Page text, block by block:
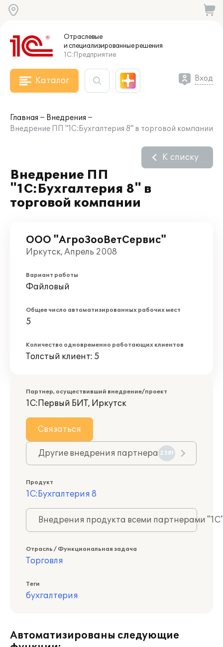
Отраслевые
и специализированныерешения
1С:Предприятие
Каталог Вход
Главная
Внедрения
Внедрение ПП "1С:Бухгалтерия 8" в торговой компании
Внедрение ПП
"1С:Бухгалтерия 8" в
торговой компании
К списку
ООО "АгроЗооВетСервис"
Иркутск, Апрель 2008
Вариант работы
Файловый
Общее число автоматизированных рабочих мест
5
Количество одновременно работающих клиентов
Толстый клиент: 5
Партнер, осуществивший внедрение/проект
1С:Первый БИТ, Иркутск
Связаться
Другие внедрения партнера 2381
Продукт
1С:Бухгалтерия 8
Внедрения продукта всеми партнерами
Отрасль / Функциональная задача
Торговля
Теги
бухгалтерия
Автоматизированы следующие